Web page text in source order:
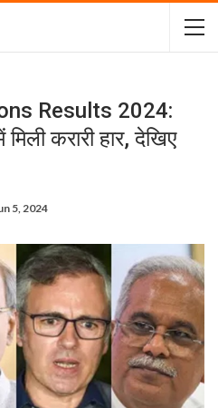
Results 2024:
करारी हार, देखिए
5, 2024